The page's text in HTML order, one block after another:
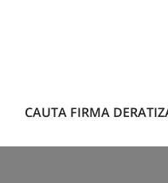
CAUTA FIRMA